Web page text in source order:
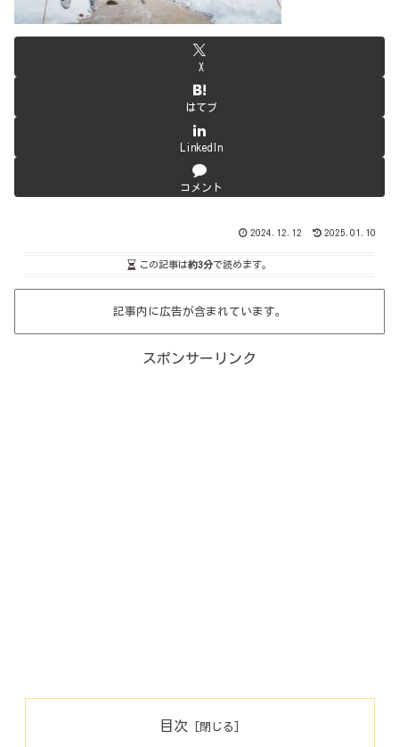
X
はてブ
LinkedIn
コメント
2024.12.12 2025.01.10
この記事は約3分で読めます。
記事内に広告が含まれています。
スポンサーリンク
目次